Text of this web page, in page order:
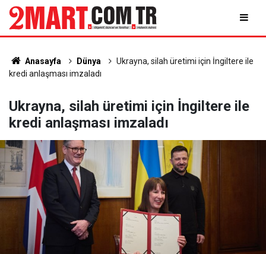
Anasayfa Dünya
Ukrayna, silah üretimi için İngiltere ile
kredi anlaşması imzaladı
Ukrayna, silah üretimi için İngiltere ile
kredi anlaşması imzaladı